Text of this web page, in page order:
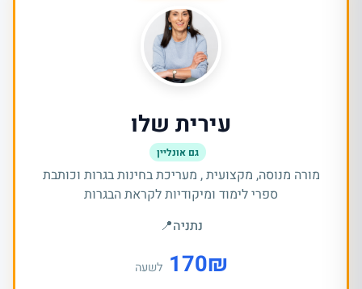
עירית שלו
גם אונליין
מורה מנוסה, מקצועית , מעריכת בחינות בגרות וכותבת
ספרי לימוד ומיקודיות לקראת הבגרות
נתניה📍
₪
170 לשעה